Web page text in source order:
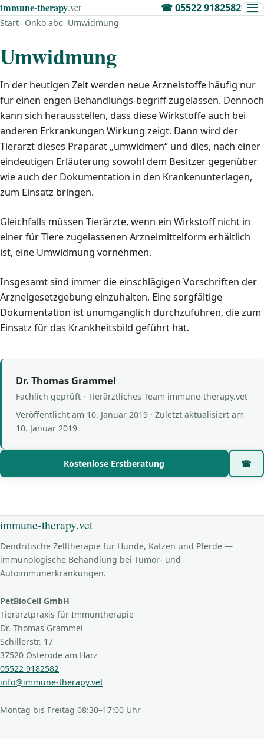
immune‑therapy.vet ☎05522 9182582
Start Onko abc Umwidmung
Umwidmung
In der heutigen Zeit werden neue Arzneistoffe häufig nur
für einen engen Behandlungs-begriff zugelassen. Dennoch
kann sich herausstellen, dass diese Wirkstoffe auch bei
anderen Erkrankungen Wirkung zeigt. Dann wird der
Tierarzt dieses Präparat „umwidmen“ und dies, nach einer
eindeutigen Erläuterung sowohl dem Besitzer gegenüber
wie auch der Dokumentation in den Krankenunterlagen,
zum Einsatz bringen.
Gleichfalls müssen Tierärzte, wenn ein Wirkstoff nicht in
einer für Tiere zugelassenen Arzneimittelform erhältlich
ist, eine Umwidmung vornehmen.
Insgesamt sind immer die einschlägigen Vorschriften der
Arzneigesetzgebung einzuhalten, Eine sorgfältige
Dokumentation ist unumgänglich durchzuführen, die zum
Einsatz für das Krankheitsbild geführt hat.
Dr. Thomas Grammel
Fachlich geprüft · Tierärztliches Team immune-therapy.vet
Veröffentlicht am 10. Januar 2019 · Zuletzt aktualisiert am
10. Januar 2019
Kostenlose Erstberatung ☎
immune-therapy.vet
Dendritische Zelltherapie für Hunde, Katzen und Pferde —
immunologische Behandlung bei Tumor- und
Autoimmunerkrankungen.
PetBioCell GmbH
Tierarztpraxis für Immuntherapie
Dr. Thomas Grammel
Schillerstr. 17
37520 Osterode am Harz
05522 9182582
info@immune-therapy.vet
Montag bis Freitag 08:30–17:00 Uhr